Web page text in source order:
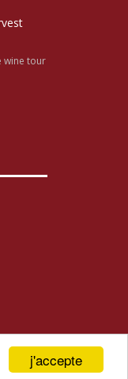
j'accepte
wine tour